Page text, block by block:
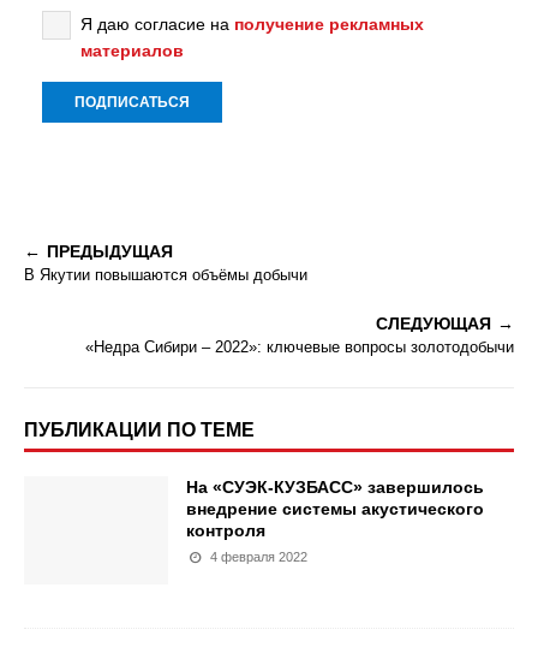
Я даю согласие на получение рекламных
материалов
ПРЕДЫДУЩАЯ
В Якутии повышаются объёмы добычи
СЛЕДУЮЩАЯ
«Недра Сибири – 2022»: ключевые вопросы золотодобычи
ПУБЛИКАЦИИ ПО ТЕМЕ
На «СУЭК-КУЗБАСС» завершилось
внедрение системы акустического
контроля
4 февраля 2022